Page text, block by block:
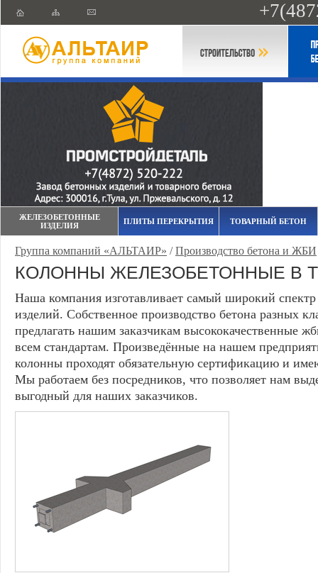
ЖЕЛЕЗОБЕТОННЫЕ
ИЗДЕЛИЯ
ПЛИТЫ ПЕРЕКРЫТИЯ ТОВАРНЫЙ БЕТОН
Группа компаний «АЛЬТАИР» /Производство бетона и ЖБИ
КОЛОННЫ ЖЕЛЕЗОБЕТОННЫЕ В
Наша компания изготавливает самый широкий
изделий. Собственное производство бетона разных
предлагать нашим заказчикам высококачественные
всем стандартам. Произведённые на нашем
колонны проходят обязательную сертификацию и
Мы работаем без посредников, что позволяет нам
выгодный для наших заказчиков.